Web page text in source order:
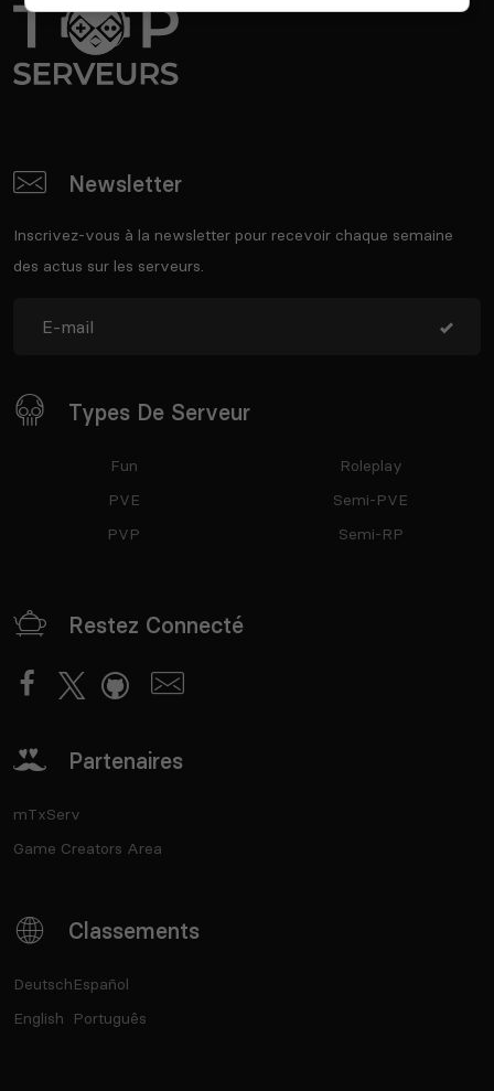
Newsletter
Inscrivez-vous à la newsletter pour recevoir chaque semaine
des actus sur les serveurs.
Types De Serveur
Fun
PVE
PVP
Roleplay
Semi-PVE
Semi-RP
Restez Connecté
Partenaires
mTxServ
Game Creators Area
Classements
Deutsch
English
Español
Português